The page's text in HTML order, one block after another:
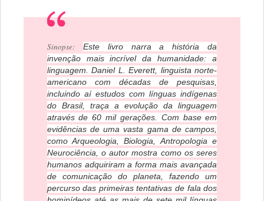
Sinopse: Este livro narra a história da
invenção mais incrível da humanidade: a
linguagem. Daniel L. Everett, linguista norte-
americano com décadas de pesquisas,
incluindo aí estudos com línguas indígenas
do Brasil, traça a evolução da linguagem
através de 60 mil gerações. Com base em
evidências de uma vasta gama de campos,
como Arqueologia, Biologia, Antropologia e
Neurociência, o autor mostra como os seres
humanos adquiriram a forma mais avançada
de comunicação do planeta, fazendo um
percurso das primeiras tentativas de fala dos